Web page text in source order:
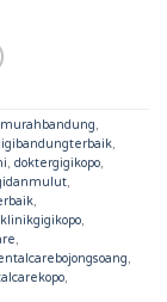
,
,
, doktergigikopo,
,
,
klinikgigikopo,
,
,
,